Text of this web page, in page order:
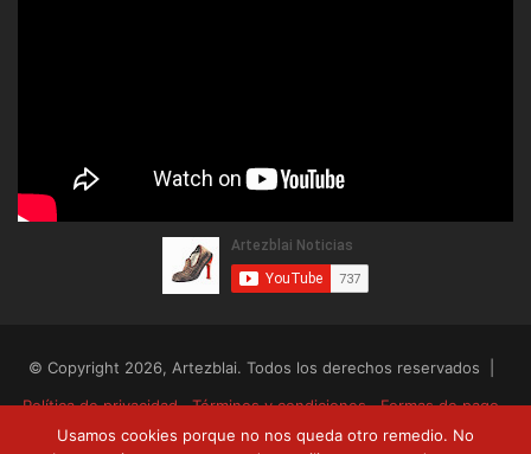
© Copyright 2026, Artezblai. Todos los derechos reservados |
Política de privacidad
Términos y condiciones
Formas de pago
Envíos y devoluciones
Usamos cookies porque no nos queda otro remedio. No